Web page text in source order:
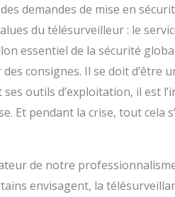
demandes de mise en
du télésurveilleur : le
essentiel de la sécurité
consignes. Il se doit d’être
outils d’exploitation, il est
Et pendant la crise, tout
de notre
envisagent, la